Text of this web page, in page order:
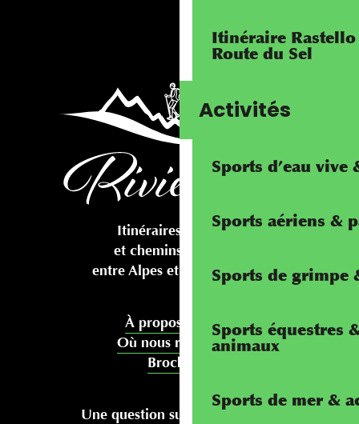
Itinéraire
Route du Sel
Activités
Sports d’eau vive
Sports aériens &
Sports de grimpe
Sports équestres
animaux
Sports de mer &
Itinéraires cyclables
et chemins pédestres
entre Alpes et Méditerranée
À propos de nous
Où nous rencontrer
Brochures
Une question sur votre séjour ?